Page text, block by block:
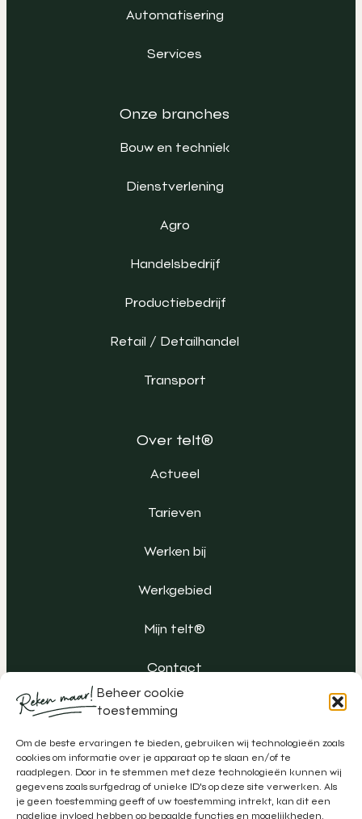
Beheer cookie
toestemming
Om de beste ervaringen te bieden, gebruiken wij technologieën zoals
cookies om informatie over je apparaat op te slaan en/of te
raadplegen. Door in te stemmen met deze technologieën kunnen wij
gegevens zoals surfgedrag of unieke ID's op deze site verwerken. Als
je geen toestemming geeft of uw toestemming intrekt, kan dit een
nadelige invloed hebben op bepaalde functies en mogelijkheden.
Automatisering
Services
Onze branches
Bouw en techniek
Dienstverlening
Agro
Handelsbedrijf
Productiebedrijf
Retail / Detailhandel
Transport
Over telt®
Actueel
Tarieven
Werken bij
Werkgebied
Mijn telt®
Contact